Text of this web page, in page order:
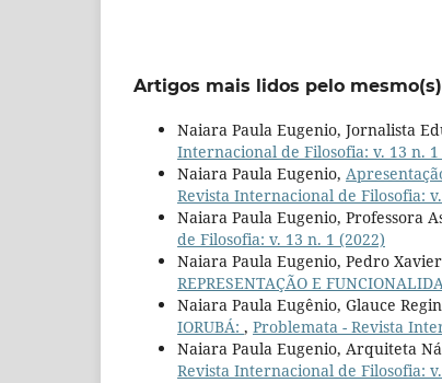
Artigos mais lidos pelo
Naiara Paula Eugenio, Jornalista
Internacional de Filosofia: v. 13 n. 1
Naiara Paula Eugenio,
Revista Internacional de Filosofia:
Naiara Paula Eugenio, Professora
de Filosofia: v. 13 n. 1 (2022)
Naiara Paula Eugenio, Pedro
REPRESENTAÇÃO E
Naiara Paula Eugênio, Glauce
IORUBÁ: , Problemata - Revista
Naiara Paula Eugenio, Arquiteta
Revista Internacional de Filosofia: